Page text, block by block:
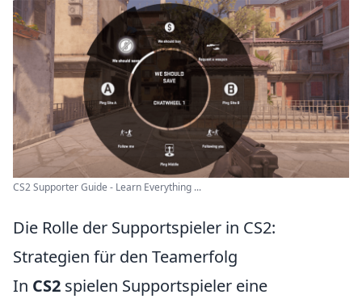
CS2 Supporter Guide - Learn Everything ...
Die Rolle der Supportspieler in CS2:
Strategien für den Teamerfolg
In CS2 spielen Supportspieler eine